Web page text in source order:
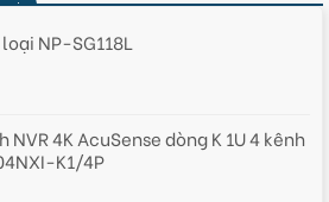
NP-SG118L
NVR 4K AcuSense dòng K 1U 4 kênh
K1/4P